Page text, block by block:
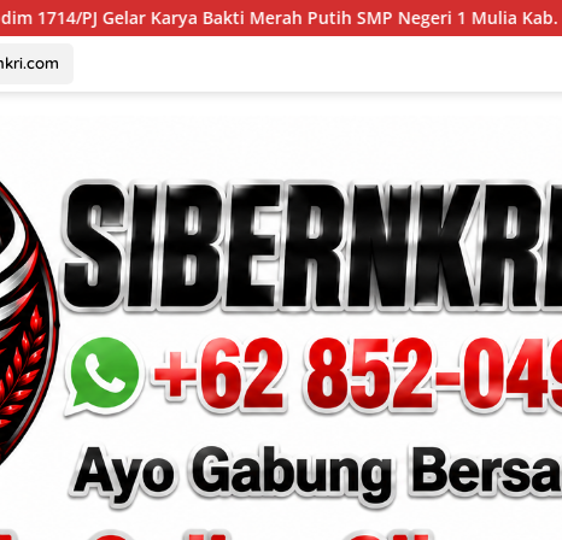
Bakti Merah Putih SMP Negeri 1 Mulia Kab. Puncak Jaya